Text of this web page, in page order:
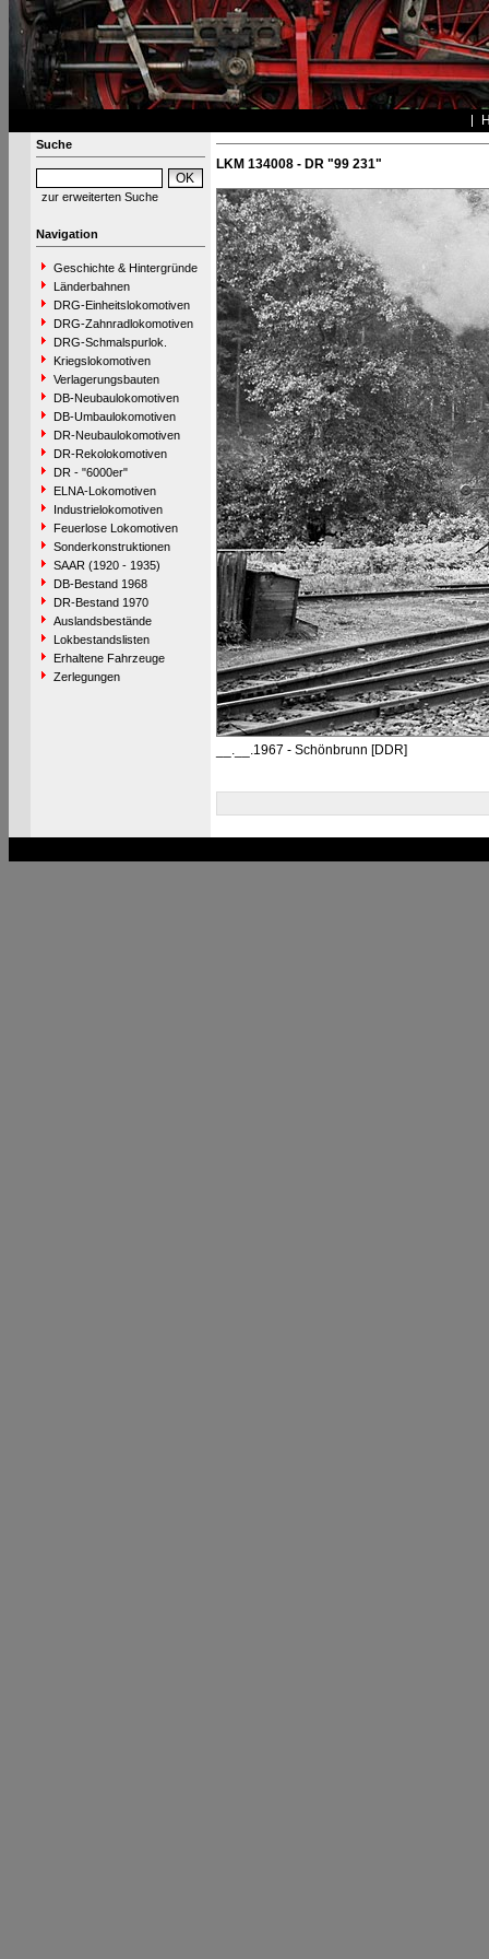
Suche
zur erweiterten Suche
Navigation
Geschichte & Hintergründe
Länderbahnen
DRG-Einheitslokomotiven
DRG-Zahnradlokomotiven
DRG-Schmalspurlok.
Kriegslokomotiven
Verlagerungsbauten
DB-Neubaulokomotiven
DB-Umbaulokomotiven
DR-Neubaulokomotiven
DR-Rekolokomotiven
DR - "6000er"
ELNA-Lokomotiven
Industrielokomotiven
Feuerlose Lokomotiven
Sonderkonstruktionen
SAAR (1920 - 1935)
DB-Bestand 1968
DR-Bestand 1970
Auslandsbestände
Lokbestandslisten
Erhaltene Fahrzeuge
Zerlegungen
LKM 134008 - DR "99 231"
__.__.1967 - Schönbrunn [DDR]